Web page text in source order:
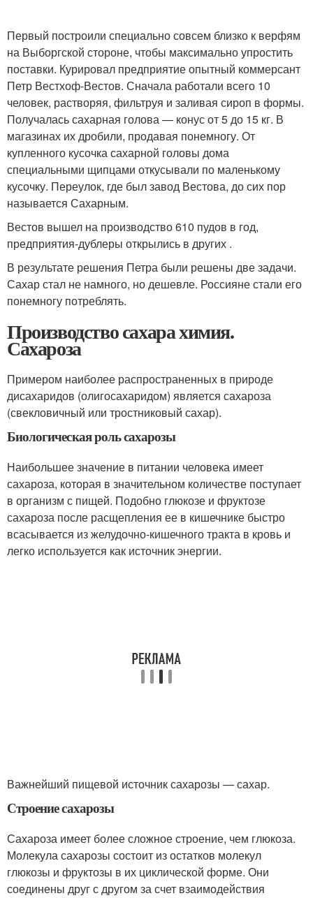
Первый построили специально совсем близко к верфям
на Выборгской стороне, чтобы максимально упростить
поставки. Курировал предприятие опытный коммерсант
Петр Вестхоф-Вестов. Сначала работали всего 10
человек, растворяя, фильтруя и заливая сироп в формы.
Получалась сахарная голова — конус от 5 до 15 кг. В
магазинах их дробили, продавая понемногу. От
купленного кусочка сахарной головы дома
специальными щипцами откусывали по маленькому
кусочку. Переулок, где был завод Вестова, до сих пор
называется Сахарным.
Вестов вышел на производство 610 пудов в год,
предприятия-дублеры открылись в других .
В результате решения Петра были решены две задачи.
Сахар стал не намного, но дешевле. Россияне стали его
понемногу потреблять.
Производство сахара химия.
Сахароза
Примером наиболее распространенных в природе
дисахаридов (олигосахаридом) является сахароза
(свекловичный или тростниковый сахар).
Биологическая роль сахарозы
Наибольшее значение в питании человека имеет
сахароза, которая в значительном количестве поступает
в организм с пищей. Подобно глюкозе и фруктозе
сахароза после расщепления ее в кишечнике быстро
всасывается из желудочно-кишечного тракта в кровь и
легко используется как источник энергии.
Важнейший пищевой источник сахарозы — сахар.
Строение сахарозы
Сахароза имеет более сложное строение, чем глюкоза.
Молекула сахарозы состоит из остатков молекул
глюкозы и фруктозы в их циклической форме. Они
соединены друг с другом за счет взаимодействия